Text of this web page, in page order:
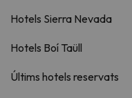
Hotels Sierra Nevada
Hotels Boí Taüll
Últims hotels reservats